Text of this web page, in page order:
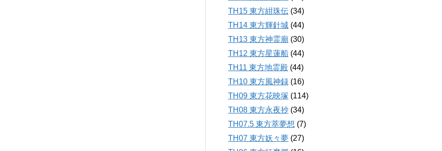
TH15 東方紺珠伝 (34)
TH14 東方輝針城 (44)
TH13 東方神霊廟 (30)
TH12 東方星蓮船 (44)
TH11 東方地霊殿 (44)
TH10 東方風神録 (16)
TH09 東方花映塚 (114)
TH08 東方永夜抄 (34)
TH07.5 東方萃夢想 (7)
TH07 東方妖々夢 (27)